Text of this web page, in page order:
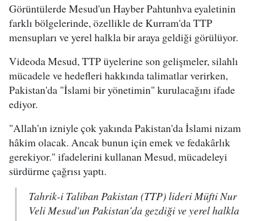
Görüntülerde Mesud'un Hayber Pahtunhva eyaletinin
farklı bölgelerinde, özellikle de Kurram'da TTP
mensupları ve yerel halkla bir araya geldiği görülüyor.
Videoda Mesud, TTP üyelerine son gelişmeler, silahlı
mücadele ve hedefleri hakkında talimatlar verirken,
Pakistan'da "İslami bir yönetimin" kurulacağını ifade
ediyor.
"Allah'ın izniyle çok yakında Pakistan'da İslami nizam
hâkim olacak. Ancak bunun için emek ve fedakârlık
gerekiyor." ifadelerini kullanan Mesud, mücadeleyi
sürdürme çağrısı yaptı.
Tahrik-i Taliban Pakistan (TTP) lideri Müfti Nur
Veli Mesud'un Pakistan'da gezdiği ve yerel halkla